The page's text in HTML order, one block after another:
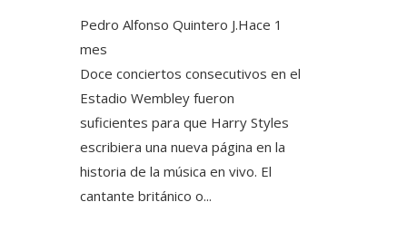
Pedro Alfonso Quintero J.Hace 1
mes
Doce conciertos consecutivos en el
Estadio Wembley fueron
suficientes para que Harry Styles
escribiera una nueva página en la
historia de la música en vivo. El
cantante británico o...